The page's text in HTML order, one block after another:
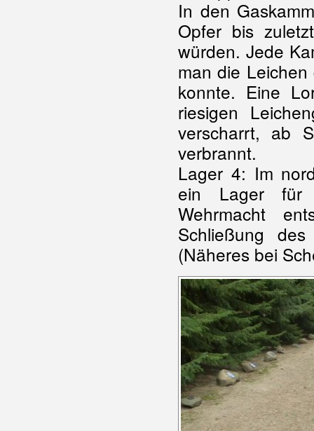
In den
Opfer bis
würden. Jede
man die
konnte. Eine
riesigen
verscharrt, ab
verbrannt.
Lager 4: Im
ein Lager für
Wehrmacht
Schließung
(Näheres bei